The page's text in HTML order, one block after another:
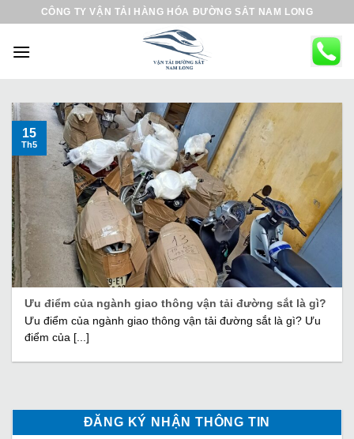
CÔNG TY VẬN TẢI HÀNG HÓA ĐƯỜNG SẮT NAM LONG
Ưu điểm của ngành giao thông vận tải đường sắt là gì?
Ưu điểm của ngành giao thông vận tải đường sắt là gì? Ưu
điểm của [...]
15
Th5
ĐĂNG KÝ NHẬN THÔNG TIN